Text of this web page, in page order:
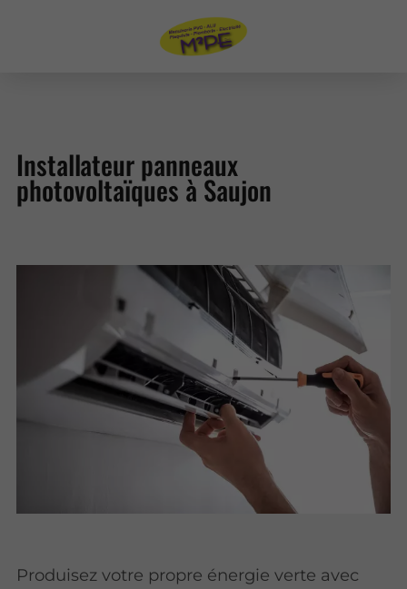
Installateur panneaux
photovoltaïques à Saujon
Produisez votre propre énergie verte avec